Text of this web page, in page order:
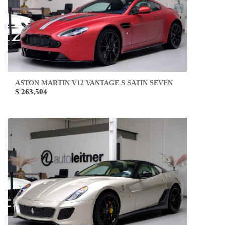
ASTON MARTIN V12 VANTAGE S SATIN SEVEN
$ 263,504